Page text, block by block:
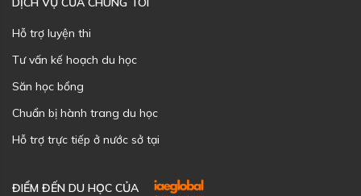
Hỗ trợ luyện thi
Tư vấn kế hoạch du học
Săn học bổng
Chuẩn bị hành trang du học
Hỗ trợ trực tiếp ở nước sở tại
ĐIỂM ĐẾN DU HỌC CỦA